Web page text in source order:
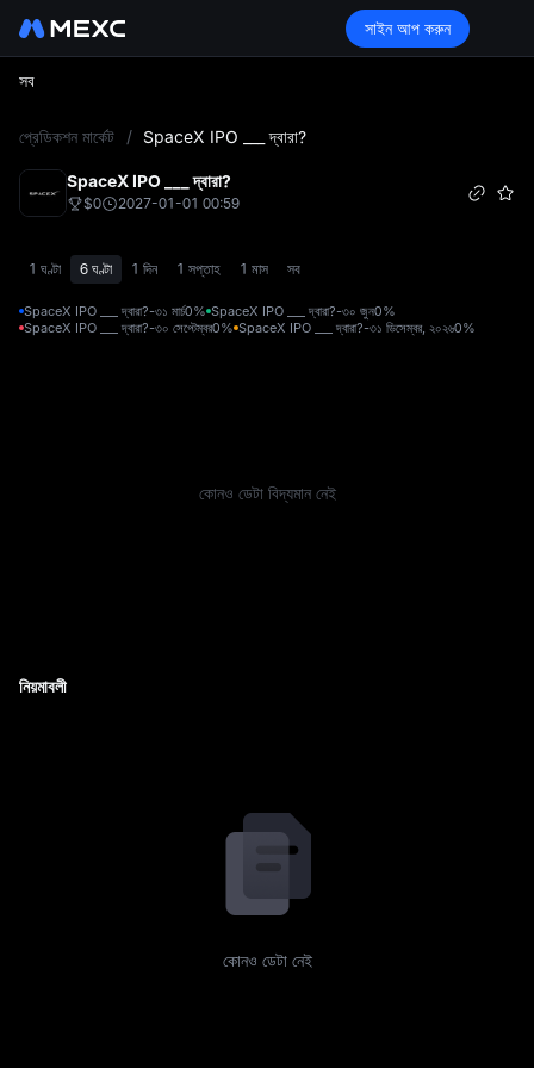
সাইন আপ করুন
সব
প্রেডিকশন মার্কেট / SpaceX IPO ___ দ্বারা?
SpaceX IPO ___ দ্বারা?
$0 2027-01-01 00:59
1 ঘণ্টা 6 ঘণ্টা 1 দিন 1 সপ্তাহ 1 মাস সব
SpaceX IPO ___ দ্বারা?-৩১ মার্চ0% SpaceX IPO ___ দ্বারা?-৩০ জুন0%
SpaceX IPO ___ দ্বারা?-৩০ সেপ্টেম্বর0% SpaceX IPO ___ দ্বারা?-৩১ ডিসেম্বর, ২০২৬0%
কোনও ডেটা বিদ্যমান নেই
নিয়মাবলী
কোনও ডেটা নেই